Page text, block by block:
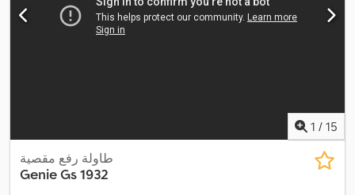
1 / 15
طاولة رفع مقصية
GenieGs 1932